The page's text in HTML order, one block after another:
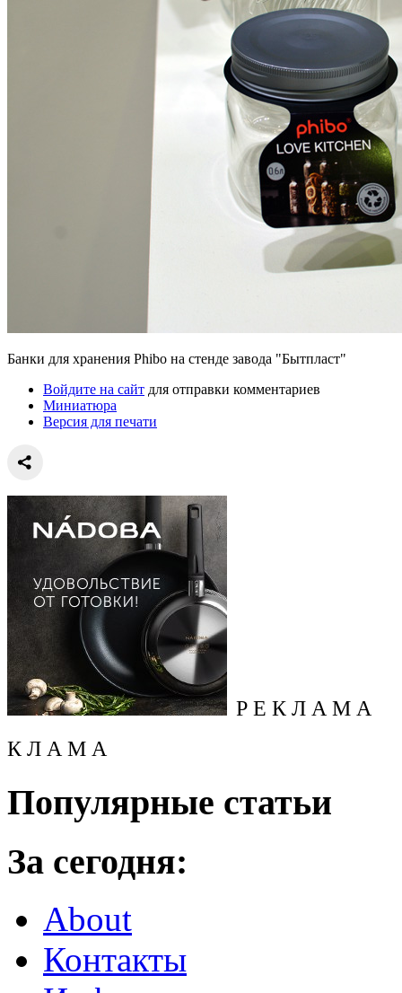
Банки для хранения Phibo на стенде завода "Бытпласт"
Войдите на сайт для отправки комментариев
Миниатюра
Версия для печати
Р Е К Л А М А
К Л А М А
Популярные статьи
За сегодня:
About
Контакты